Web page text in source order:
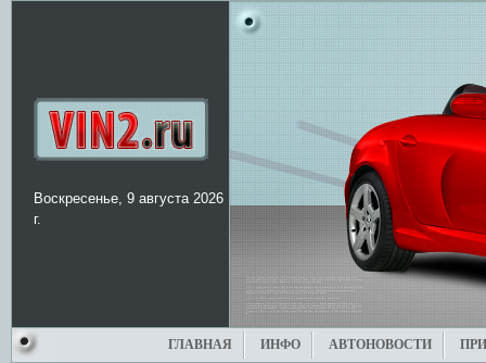
Воскресенье, 9 августа 2026
г.
ГЛАВНАЯ ИНФО АВТОНОВОСТИ